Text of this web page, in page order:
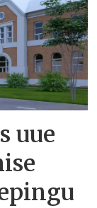
uue